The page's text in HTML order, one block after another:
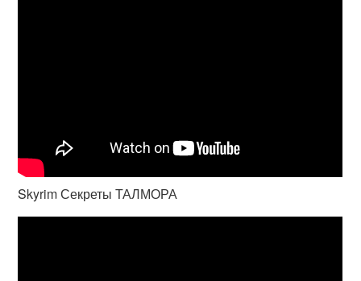
Skyrim Секреты ТАЛМОРА